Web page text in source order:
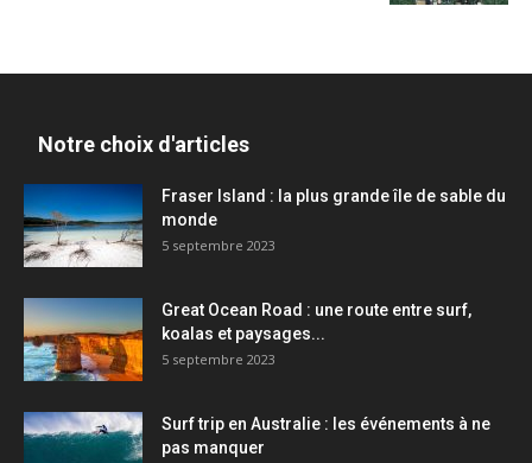
Notre choix d'articles
Fraser Island : la plus grande île de sable du
monde
5 septembre 2023
Great Ocean Road : une route entre surf,
koalas et paysages...
5 septembre 2023
Surf trip en Australie : les événements à ne
pas manquer